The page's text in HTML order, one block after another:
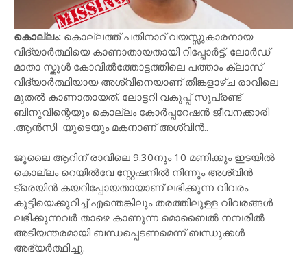
കൊല്ലം: കൊല്ലത്ത് പതിനാറ് വയസ്സുകാരനായ
വിദ്യാർത്ഥിയെ കാണാതായതായി റിപ്പോർട്ട്. ലോർഡ്
മാതാ സ്കൂൾ കോവിൽത്തോട്ടത്തിലെ പത്താം ക്ലാസ്
വിദ്യാർത്ഥിയായ അശ്വിനെയാണ് തിങ്കളാഴ്ച രാവിലെ
മുതൽ കാണാതായത്. ലോട്ടറി വകുപ്പ് സൂപ്രണ്ട്
ബിനുവിന്റെയും കൊല്ലം കോർപ്പറേഷൻ ജീവനക്കാരി
.ആൻസി യുടെയും മകനാണ് അശ്വിൻ..
ജൂലൈ ആറിന് രാവിലെ 9.30നും 10 മണിക്കും ഇടയിൽ
കൊല്ലം റെയിൽവേ സ്റ്റേഷനിൽ നിന്നും അശ്വിൻ
ട്രെയിൻ കയറിപ്പോയതായാണ് ലഭിക്കുന്ന വിവരം.
കുട്ടിയെക്കുറിച്ച് എന്തെങ്കിലും തരത്തിലുള്ള വിവരങ്ങൾ
ലഭിക്കുന്നവർ താഴെ കാണുന്ന മൊബൈൽ നമ്പരിൽ
അടിയന്തരമായി ബന്ധപ്പെടണമെന്ന് ബന്ധുക്കൾ
അഭ്യർത്ഥിച്ചു.